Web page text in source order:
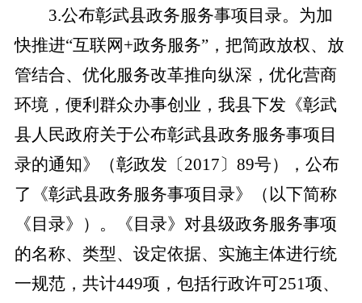
3.公布彰武县政务服务事项目录。为加
快推进“互联网+政务服务”，把简政放权、放
管结合、优化服务改革推向纵深，优化营商
环境，便利群众办事创业，我县下发《彰武
县人民政府关于公布彰武县政务服务事项目
录的通知》
（彰政发〔2017〕89号）
，公布
了《彰武县政务服务事项目录》（以下简称
《目录》）。《目录》对县级政务服务事项
的名称、类型、设定依据、实施主体进行统
一规范，共计449项，包括行政许可251项、